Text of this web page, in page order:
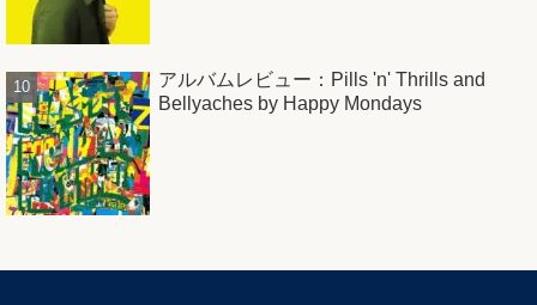
アルバムレビュー：Pills 'n' Thrills and
Bellyaches by Happy Mondays